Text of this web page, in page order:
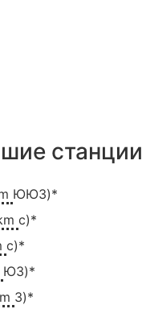
станции
ЮЮЗ)*
с)*
с)*
ЮЗ)*
З)*